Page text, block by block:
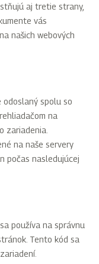
aj tretie strany,
vás
našich webových
odoslaný spolu so
na
zariadenia.
na naše servery
počas nasledujúcej
používa na správnu
Tento kód sa